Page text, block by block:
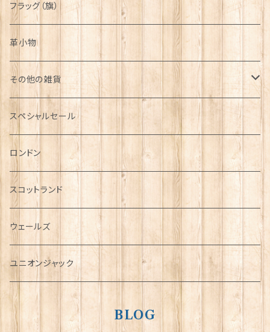
フラッグ（旗）
革小物
その他の雑貨
ミニカー
チャーム
犬グッズ
傘
指貫(シンブル)
スペシャルセール
ロンドン
スコットランド
ウェールズ
ユニオンジャック
BLOG